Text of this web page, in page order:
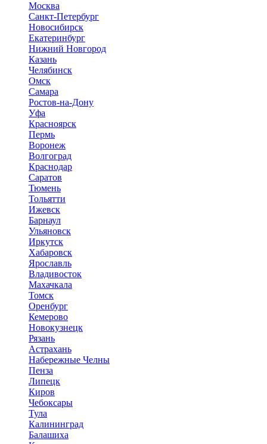
Москва
Санкт-Петербург
Новосибирск
Екатеринбург
Нижний Новгород
Казань
Челябинск
Омск
Самара
Ростов-на-Дону
Уфа
Красноярск
Пермь
Воронеж
Волгоград
Краснодар
Саратов
Тюмень
Тольятти
Ижевск
Барнаул
Ульяновск
Иркутск
Хабаровск
Ярославль
Владивосток
Махачкала
Томск
Оренбург
Кемерово
Новокузнецк
Рязань
Астрахань
Набережные Челны
Пенза
Липецк
Киров
Чебоксары
Тула
Калининград
Балашиха